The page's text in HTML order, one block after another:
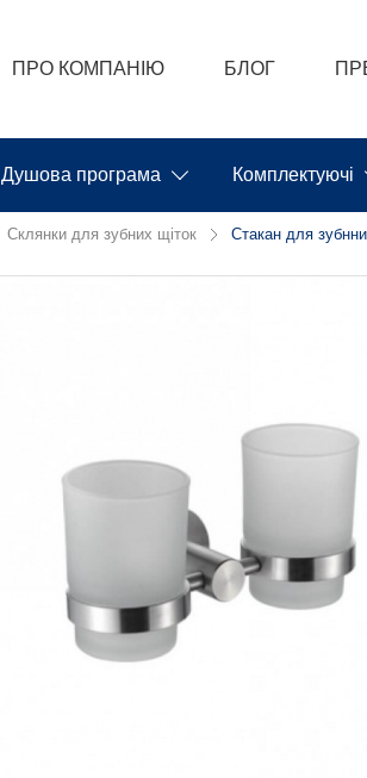
ПРО КОМПАНІЮ БЛОГ
Душова програма Комплектуючі
Склянки для зубних щіток Стакан для